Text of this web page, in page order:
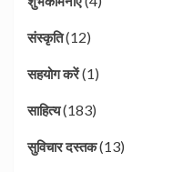
संस्कृति(12)
सहयोग करें(1)
साहित्य(183)
सुविचार दस्तक(13)